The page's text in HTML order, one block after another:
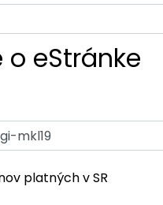
eStránke
platných v SR